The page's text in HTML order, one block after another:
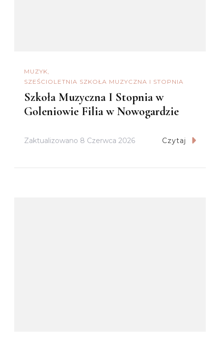
MUZYK
SZEŚCIOLETNIA SZKOŁA MUZYCZNA I STOPNIA
Szkoła Muzyczna I Stopnia w
Goleniowie Filia w Nowogardzie
Zaktualizowano 8 Czerwca 2026 Czytaj